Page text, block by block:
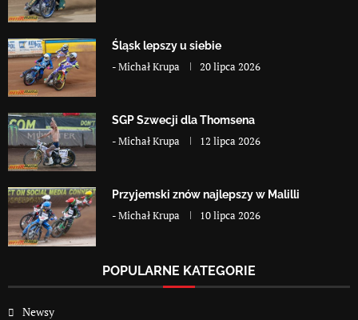
Śląsk lepszy u siebie
-Michał Krupa 20 lipca 2026
SGP Szwecji dla Thomsena
-Michał Krupa 12 lipca 2026
Przyjemski znów najlepszy w Malilli
-Michał Krupa 10 lipca 2026
POPULARNE KATEGORIE
Newsy